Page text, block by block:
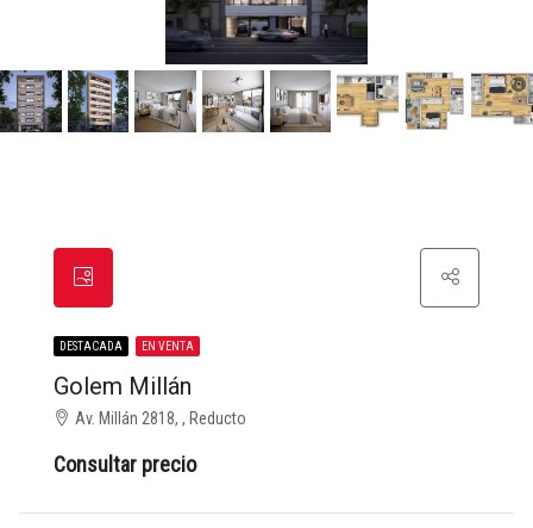
DESTACADA EN VENTA
Golem Millán
Av. Millán 2818, , Reducto
Consultar precio